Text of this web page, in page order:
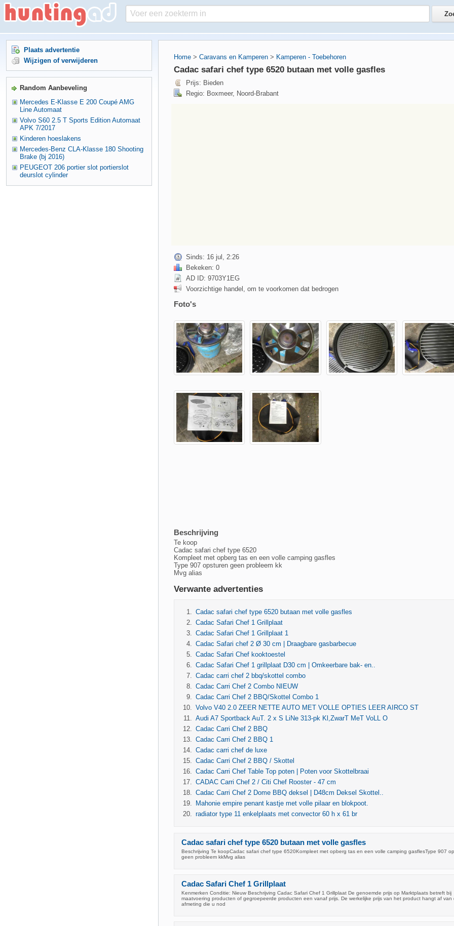
Home > Caravans en Kamperen > Kamperen - Toebehoren
Cadac safari chef type 6520 butaan met volle gasfles
Prijs: Bieden
Regio: Boxmeer, Noord-Brabant
Sinds: 16 jul, 2:26
Bekeken: 0
AD ID: 9703Y1EG
Voorzichtige handel, om te voorkomen dat bedrogen
Foto's
Beschrijving
Te koop
Cadac safari chef type 6520
Kompleet met opberg tas en een volle camping gasfles
Type 907 opsturen geen probleem kk
Mvg alias
Verwante advertenties
Cadac safari chef type 6520 butaan met volle gasfles
Cadac Safari Chef 1 Grillplaat
Cadac Safari Chef 1 Grillplaat 1
Cadac Safari chef 2 Ø 30 cm | Draagbare gasbarbecue
Cadac Safari Chef kooktoestel
Cadac Safari Chef 1 grillplaat D30 cm | Omkeerbare bak- en..
Cadac carri chef 2 bbq/skottel combo
Cadac Carri Chef 2 Combo NIEUW
Cadac Carri Chef 2 BBQ/Skottel Combo 1
Volvo V40 2.0 ZEER NETTE AUTO MET VOLLE OPTIES LEER AIRCO ST
Audi A7 Sportback AuT. 2 x S LiNe 313-pk Kl,ZwarT MeT VoLL O
Cadac Carri Chef 2 BBQ
Cadac Carri Chef 2 BBQ 1
Cadac carri chef de luxe
Cadac Carri Chef 2 BBQ / Skottel
Cadac Carri Chef Table Top poten | Poten voor Skottelbraai
CADAC Carri Chef 2 / Citi Chef Rooster - 47 cm
Cadac Carri Chef 2 Dome BBQ deksel | D48cm Deksel Skottel..
Mahonie empire penant kastje met volle pilaar en blokpoot.
radiator type 11 enkelplaats met convector 60 h x 61 br
Cadac safari chef type 6520 butaan met volle gasfles
Beschrijving Te koopCadac safari chef type 6520Kompleet met opberg tas en een volle camping gasflesType 907
geen probleem kkMvg alias
Cadac Safari Chef 1 Grillplaat
Kenmerken Conditie: Nieuw Beschrijving Cadac Safari Chef 1 Grillplaat De genoemde prijs op Marktplaats betreft bij
maatvoering producten of gegroepeerde producten een vanaf prijs. De werkelijke prijs van het product hangt af van
afmeting die u nod
Plaats advertentie
Wijzigen of verwijderen
Random Aanbeveling
Mercedes E-Klasse E 200 Coupé AMG
Line Automaat
Volvo S60 2.5 T Sports Edition Automaat
APK 7/2017
Kinderen hoeslakens
Mercedes-Benz CLA-Klasse 180 Shooting
Brake (bj 2016)
PEUGEOT 206 portier slot portierslot
deurslot cylinder